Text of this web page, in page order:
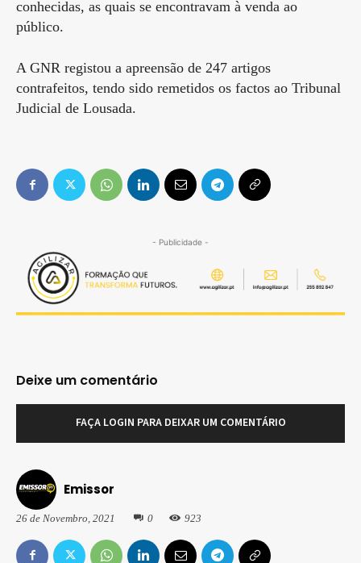
Emissor
26 de Novembro, 2021 0 923
conhecidas, as quais se encontravam à venda ao
público.
A GNR registou a apreensão de 247 artigos
contrafeitos, tendo sido remetidos os factos ao Tribunal
Judicial de Lousada.
- Publicidade -
Deixe um comentário
FAÇA LOGIN PARA DEIXAR UM COMENTÁRIO